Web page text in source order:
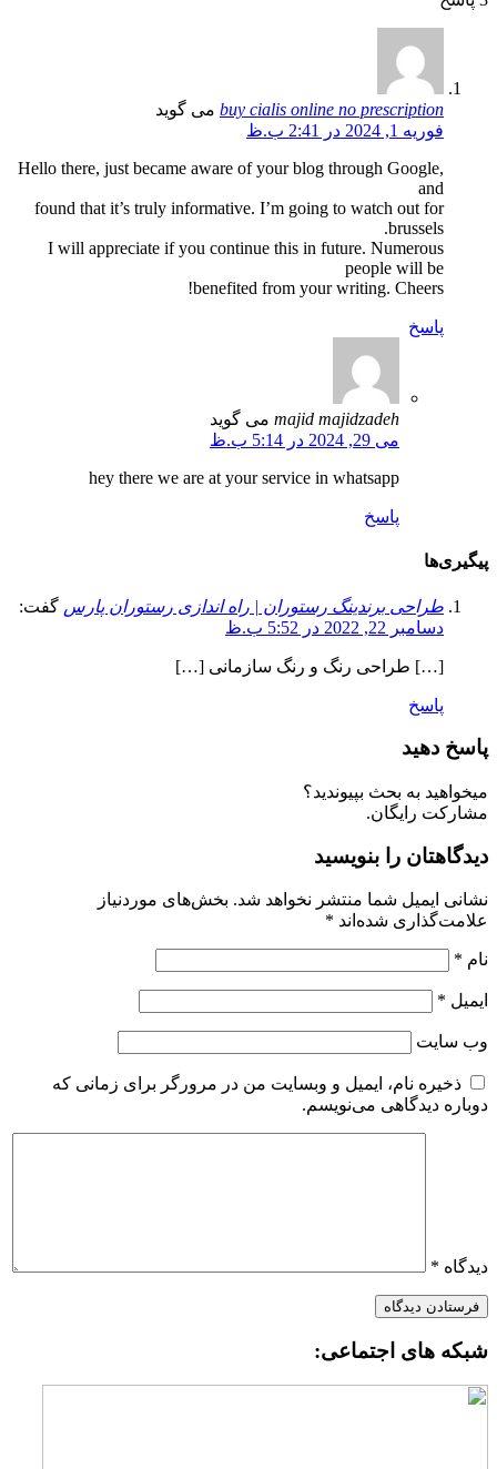
buy cialis online no prescription می گوید
فوریه 1, 2024 در 2:41 ب.ظ
Hello there, just became aware of your blog through Google,
and
found that it’s truly informative. I’m going to watch out for
brussels.
I will appreciate if you continue this in future. Numerous
people will be
benefited from your writing. Cheers!
پاسخ
majid majidzadeh می گوید
می 29, 2024 در 5:14 ب.ظ
hey there we are at your service in whatsapp
پاسخ
طراحی برندینگ رستوران | راه اندازی رستوران پارس گفت:
دسامبر 22, 2022 در 5:52 ب.ظ
[…] طراحی رنگ و رنگ سازمانی […]
پاسخ
دهید
به بحث بپیوندید؟
رایگان.
را بنویسید
ایمیل شما منتشر نخواهد شد. بخش‌های موردنیاز
شده‌اند*
*
*
سایت
ذخیره نام، ایمیل و وبسایت من در مرورگر برای زمانی که
دیدگاهی می‌نویسم.
*
های اجتماعی: